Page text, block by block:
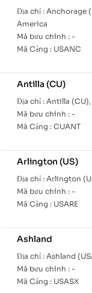
Địa chỉ : Anchorage
America
Mã bưu chính : -
Mã Cảng : USANC
Antilla (CU)
Địa chỉ : Antilla
Mã bưu chính : -
Mã Cảng : CUANT
Arlington (US)
Địa chỉ : Arlington
Mã bưu chính : -
Mã Cảng : USARE
Ashland
Địa chỉ : Ashland
Mã bưu chính : -
Mã Cảng : USASX